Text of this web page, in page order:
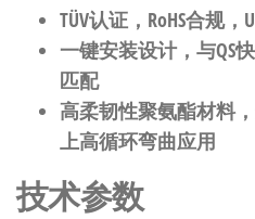
TÜV认证，RoHS合规，
一键安装设计，与QS
匹配
高柔韧性聚氨酯材料
上高循环弯曲应用
技术参数